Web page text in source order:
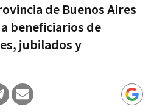
de Buenos Aires
beneficiarios de
jubilados y